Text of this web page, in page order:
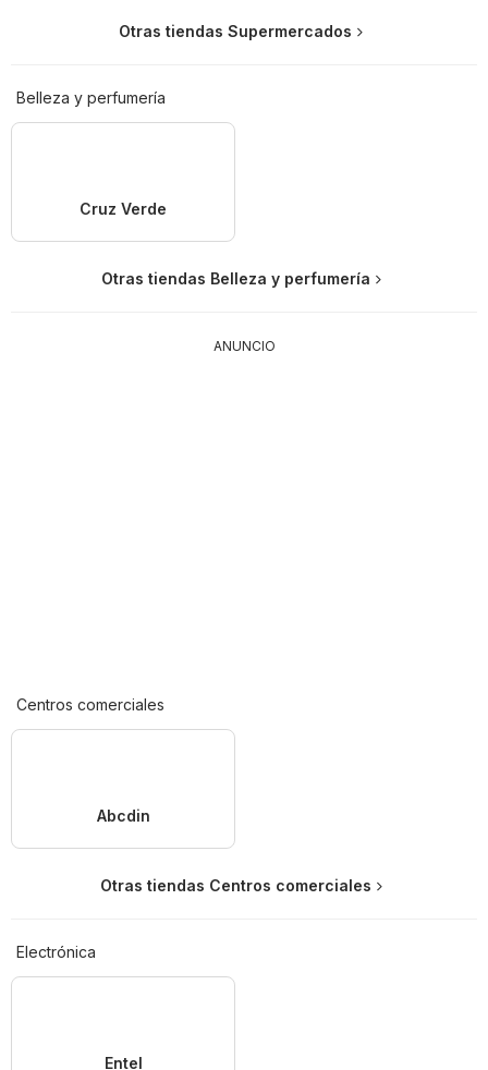
Otras tiendas Supermercados
Belleza y perfumería
Cruz Verde
Otras tiendas Belleza y perfumería
ANUNCIO
Centros comerciales
Abcdin
Otras tiendas Centros comerciales
Electrónica
Entel